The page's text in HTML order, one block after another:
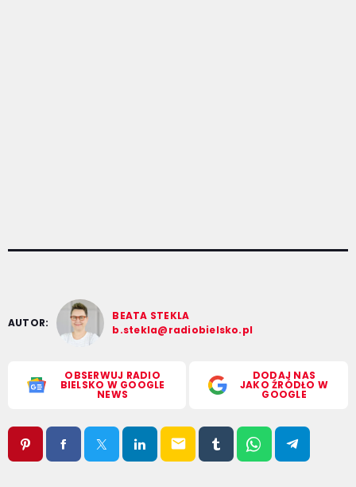
AUTOR:
BEATA STEKLA
b.stekla@radiobielsko.pl
OBSERWUJ RADIO
BIELSKO W GOOGLE
NEWS
DODAJ NAS
JAKO ŹRÓDŁO W
GOOGLE
email